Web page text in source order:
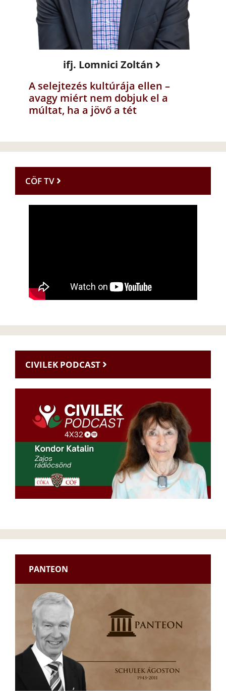
ifj. Lomnici Zoltán
A selejtezés kultúrája ellen –
avagy miért nem dobjuk el a
múltat, ha a jövő a tét
CÖF TV
CIVILEK PODCAST
PANTEON